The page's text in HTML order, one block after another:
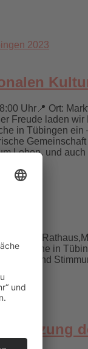
Uhr📍 Ort:
Freude laden
in Tübingen ein
Leben, und auch
dem
in
und